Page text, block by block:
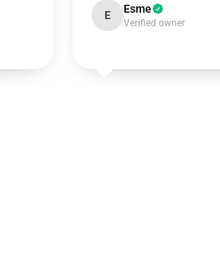
E Esme
Verified owner